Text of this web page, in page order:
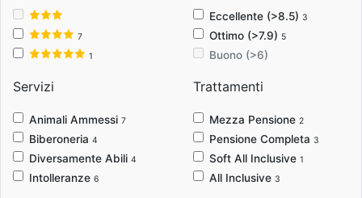
7
1
Eccellente (>8.5) 3
Ottimo (>7.9) 5
Buono (>6)
Servizi
Animali Ammessi 7
Biberoneria 4
Diversamente Abili 4
Intolleranze 6
Trattamenti
Mezza Pensione 2
Pensione Completa 3
Soft All Inclusive 1
All Inclusive 3